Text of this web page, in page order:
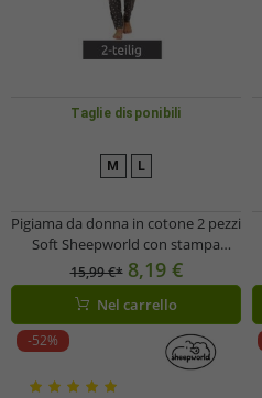
Taglie disponibili
M L
Pigiama da donna in cotone 2 pezzi
Soft Sheepworld con stampa
Corona e Prosecco, parte superiore
e parte inferiore, 9860552,
Grigio/Bianco/Multicolore
15,99 €* 8,19 €
Nel carrello
-52%